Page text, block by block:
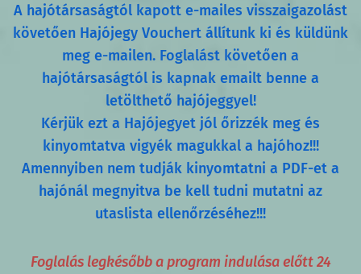
A hajótársaságtól kapott e-mailes visszaigazolást
követően Hajójegy Vouchert állítunk ki és küldünk
meg e-mailen. Foglalást követően a
hajótársaságtól is kapnak emailt benne a
letölthető hajójeggyel!
Kérjük ezt a Hajójegyet jól őrizzék meg és
kinyomtatva vigyék magukkal a hajóhoz!!!
Amennyiben nem tudják kinyomtatni a PDF-et a
hajónál megnyitva be kell tudni mutatni az
utaslista ellenőrzéséhez!!!
Foglalás legkésőbb a program indulása előtt 24